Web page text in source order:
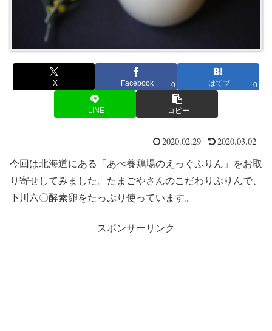
X Facebook 0 はてブ 0
LINE コピー
2020.02.29 2020.03.02
今回は北海道にある「あべ養鶏場のえっぐぷりん」をお取
り寄せしてみました。たまごやさんのこだわりぷりんで、
下川六〇酵素卵をたっぷり使っています。
スポンサーリンク